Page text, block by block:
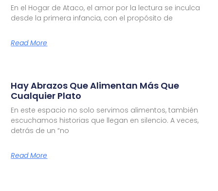
En el Hogar de Ataco, el amor por la lectura se inculca
desde la primera infancia, con el propósito de
Read More
Hay Abrazos Que Alimentan Más Que
Cualquier Plato
En este espacio no solo servimos alimentos, también
escuchamos historias que llegan en silencio. A veces,
detrás de un “no
Read More